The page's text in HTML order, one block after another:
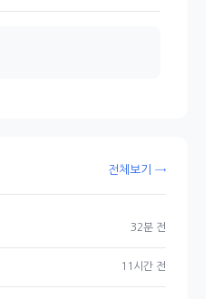
전체보기 →
32분 전
11시간 전